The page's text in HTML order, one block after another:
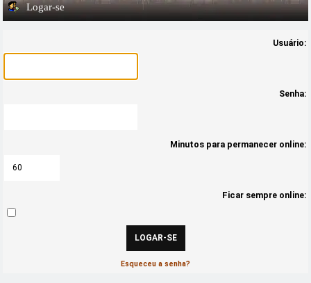
Logar-se
Usuário:
Senha:
Minutos para permanecer online:
Ficar sempre online:
Esqueceu a senha?